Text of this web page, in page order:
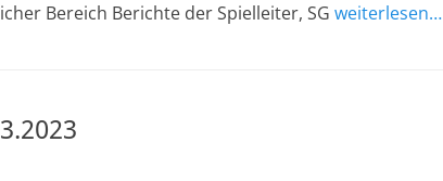
Bereich Berichte der Spielleiter, SG weiterlesen…